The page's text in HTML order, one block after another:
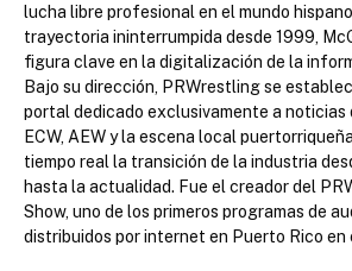
lucha libre profesional en el mundo
trayectoria ininterrumpida desde 1999,
figura clave en la digitalización de la
Bajo su dirección, PRWrestling se
portal dedicado exclusivamente a noticias
ECW, AEW y la escena local
tiempo real la transición de la industria
hasta la actualidad. Fue el creador del
Show, uno de los primeros programas de
distribuidos por internet en Puerto Rico en